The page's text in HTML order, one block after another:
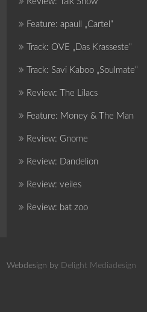
Feature: apaull „Cartel“
Track: OVE „Das Krasseste“
Track: Savi Kaboo „Soulmate“
Review: The Lilacs
Feature: Money & The Man
Review: Gnome
Review: Dandelion
Review: veiles
Review: bat zoo
Webdesign by Delight Mediadesign